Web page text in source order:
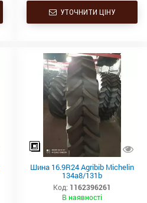
УТОЧНИТИ ЦІНУ
Шина 16.9R24 Agribib Michelin
134a8/131b
Код: 1162396261
В наявності